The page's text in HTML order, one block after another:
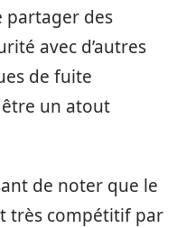
partager des
avec d’autres
de fuite
être un atout
de noter que le
très compétitif par